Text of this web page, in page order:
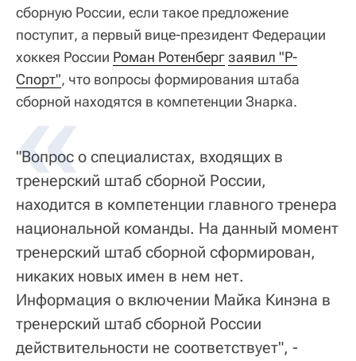
сборную России, если такое предложение
поступит, а первый вице-президент Федерации
хоккея России Роман Ротенбергзаявил "Р-
Спорт", что вопросы формирования штаба
сборной находятся в компетенции Знарка.
"Вопрос о специалистах, входящих в
тренерский штаб сборной России,
находится в компетенции главного тренера
национальной команды. На данный момент
тренерский штаб сборной сформирован,
никаких новых имен в нем нет.
Информация о включении Майка Кинэна в
тренерский штаб сборной России
действительности не соответствует", -